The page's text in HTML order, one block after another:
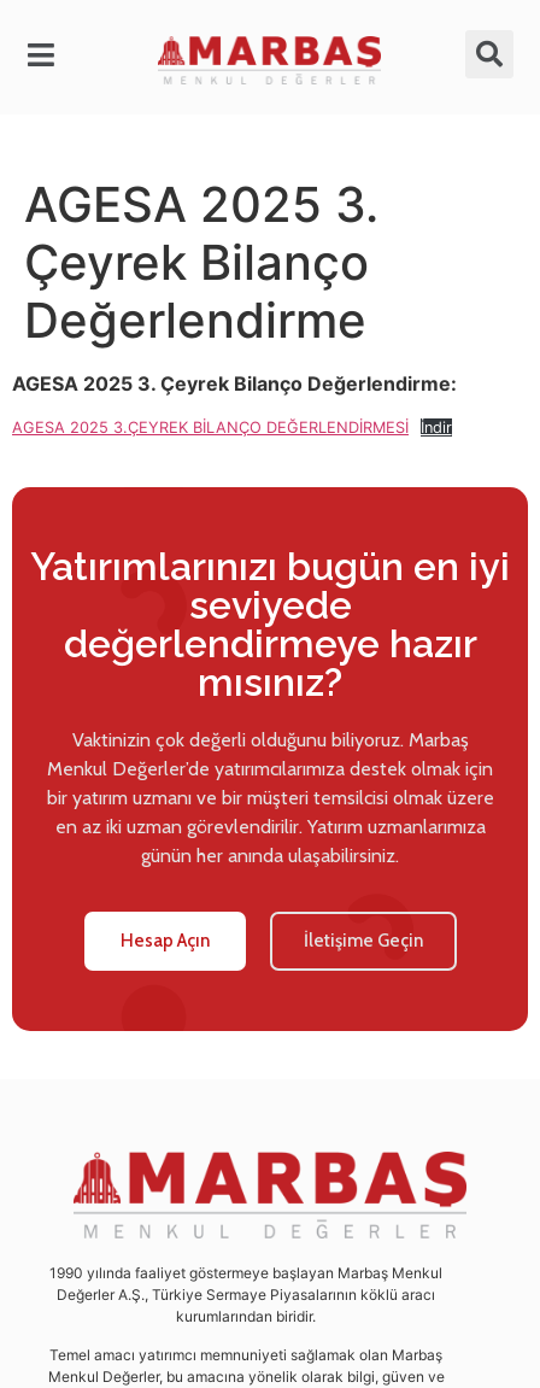
AGESA 2025 3.
Çeyrek Bilanço
Değerlendirme
AGESA 2025 3. Çeyrek Bilanço Değerlendirme:
AGESA 2025 3.ÇEYREK BİLANÇO DEĞERLENDİRMESİ İndir
Yatırımlarınızı bugün en iyi
seviyede
değerlendirmeye hazır
mısınız?
Vaktinizin çok değerli olduğunu biliyoruz. Marbaş
Menkul Değerler’de yatırımcılarımıza destek olmak için
bir yatırım uzmanı ve bir müşteri temsilcisi olmak üzere
en az iki uzman görevlendirilir. Yatırım uzmanlarımıza
günün her anında ulaşabilirsiniz.
Hesap Açın İletişime Geçin
1990 yılında faaliyet göstermeye başlayan Marbaş Menkul
Değerler A.Ş., Türkiye Sermaye Piyasalarının köklü aracı
kurumlarından biridir.
Temel amacı yatırımcı memnuniyeti sağlamak olan Marbaş
Menkul Değerler, bu amacına yönelik olarak bilgi, güven ve